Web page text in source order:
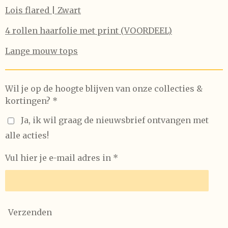
Lois flared | Zwart
4 rollen haarfolie met print (VOORDEEL)
Lange mouw tops
Wil je op de hoogte blijven van onze collecties &
kortingen? *
Ja, ik wil graag de nieuwsbrief ontvangen met
alle acties!
Vul hier je e-mail adres in *
Verzenden